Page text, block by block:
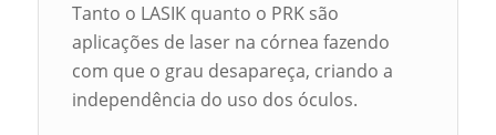
Tanto o LASIK quanto o PRK são
aplicações de laser na córnea fazendo
com que o grau desapareça, criando a
independência do uso dos óculos.